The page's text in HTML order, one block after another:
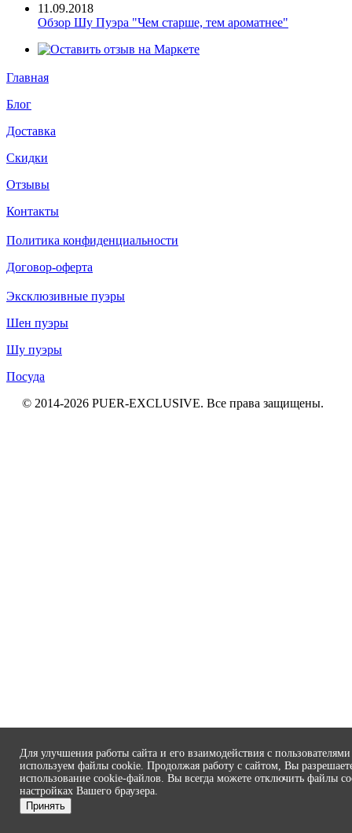
11.09.2018
Обзор Шу Пуэра "Чем старше, тем ароматнее"
Главная
Блог
Доставка
Скидки
Отзывы
Контакты
Политика конфиденциальности
Договор-оферта
Эксклюзивные пуэры
Шен пуэры
Шу пуэры
Посуда
© 2014-2026 PUER-EXCLUSIVE. Все права защищены.
Для улучшения работы сайта и его взаимодействия с
используем файлы cookie. Продолжая работу с сайтом, Вы
использование cookie-файлов. Вы всегда можете отключить файлы
настройках Вашего браузера.
Принять